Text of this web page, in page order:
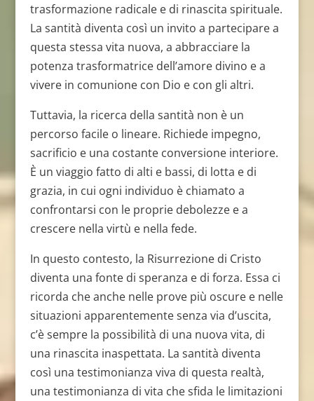
trasformazione radicale e di rinascita spirituale.
La santità diventa così un invito a partecipare a
questa stessa vita nuova, a abbracciare la
potenza trasformatrice dell’amore divino e a
vivere in comunione con Dio e con gli altri.
Tuttavia, la ricerca della santità non è un
percorso facile o lineare. Richiede impegno,
sacrificio e una costante conversione interiore.
È un viaggio fatto di alti e bassi, di lotta e di
grazia, in cui ogni individuo è chiamato a
confrontarsi con le proprie debolezze e a
crescere nella virtù e nella fede.
In questo contesto, la Risurrezione di Cristo
diventa una fonte di speranza e di forza. Essa ci
ricorda che anche nelle prove più oscure e nelle
situazioni apparentemente senza via d’uscita,
c’è sempre la possibilità di una nuova vita, di
una rinascita inaspettata. La santità diventa
così una testimonianza viva di questa realtà,
una testimonianza di vita che sfida le limitazioni